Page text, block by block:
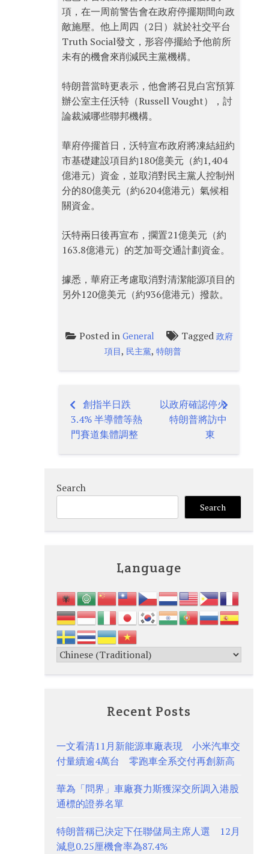
項，在一周前警告會在政府停擺期間向政
敵施壓。他上周四（2日）就於社交平台
Truth Social發文，形容停擺給予他前所
未有的機會來削減民主黨機構。
特朗普當時更表示，他會將召見白宮預算
辦公室主任沃特（Russell Vought），討
論裁減哪些聯邦機構。
華府停擺首日，沃特宣布政府將凍結紐約
市基礎建設項目約180億美元（約1,404
億港元）資金，並取消對民主黨人控制州
分的80億美元（約6204億港元）氣候相
關資金。
沃特兩日後再宣布，擱置21億美元（約
163.8億港元）的芝加哥交通計劃資金。
據悉，華府正考慮取消對清潔能源項目的
另外120億美元（約936億港元）撥款。
Posted in General Tagged 政府
項目, 民主黨,特朗普
Post
navigation
創指半日跌
3.4% 半導體等熱
門賽道集體調整
以政府確認停火
特朗普將訪中
東
Search
Search
Language
Recent Posts
一文看清11月新能源車廠表現 小米汽車交
付量續逾4萬台 零跑車全系交付再創新高
華為「問界」車廠賽力斯獲深交所調入港股
通標的證券名單
特朗普稱已決定下任聯儲局主席人選 12月
減息0.25厘機會率為87.4%